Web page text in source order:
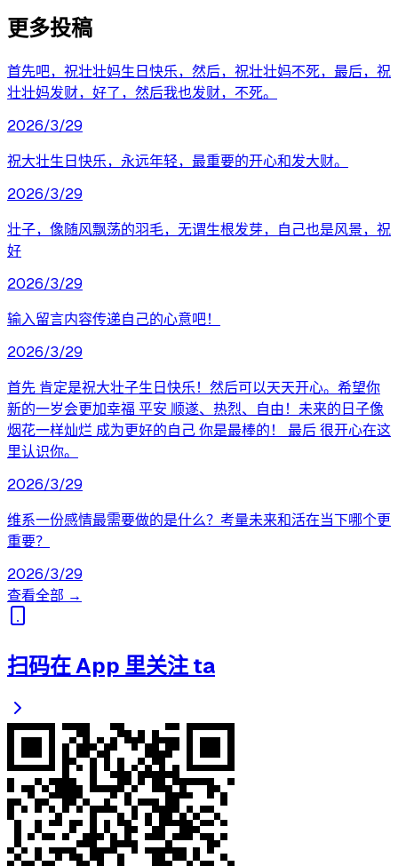
更多投稿
首先吧，祝壮壮妈生日快乐，然后，祝壮壮妈不死，最后，祝
壮壮妈发财，好了，然后我也发财，不死。
2026/3/29
祝大壮生日快乐，永远年轻，最重要的开心和发大财。
2026/3/29
壮子，像随风飘荡的羽毛，无谓生根发芽，自己也是风景，祝
好
2026/3/29
输入留言内容传递自己的心意吧！
2026/3/29
首先 肯定是祝大壮子生日快乐！然后可以天天开心。希望你
新的一岁会更加幸福 平安 顺遂、热烈、自由！未来的日子像
烟花一样灿烂 成为更好的自己 你是最棒的！ 最后 很开心在这
里认识你。
2026/3/29
维系一份感情最需要做的是什么？考量未来和活在当下哪个更
重要？
2026/3/29
查看全部 →
扫码在 App 里关注 ta